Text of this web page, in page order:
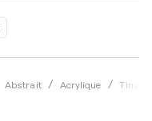
Abstrait Acrylique Tiny